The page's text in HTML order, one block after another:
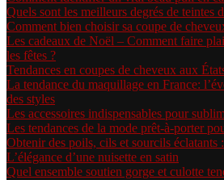
Quels sont les meilleurs degrés de teintes
Comment bien choisir sa coupe de
Les cadeaux de Noël – Comment faire
les fêtes ?
Tendances en coupes de cheveux aux
La tendance du maquillage en France:
des styles
Les accessoires indispensables pour
Les tendances de la mode prêt-à-porter
Obtenir des poils, cils et sourcils éclatants
L’élégance d’une nuisette en satin
Quel ensemble soutien gorge et culotte